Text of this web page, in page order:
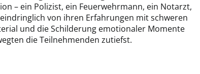
– ein Polizist, ein Feuerwehrmann, ein Notarzt,
von ihren Erfahrungen mit schweren
und die Schilderung emotionaler Momente
die Teilnehmenden zutiefst.